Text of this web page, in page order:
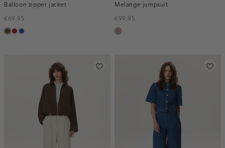
Balloon zipper jacket
€69.95
groen,
donkerrood
kobaltblauw
Melange jumpsuit
€99.95
taupe,